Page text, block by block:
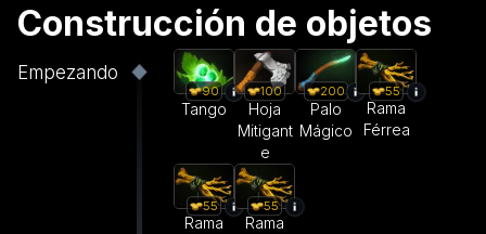
Construcción de objetos
Empezando
90
Tango
100
Hoja
Mitigant
e
200
Palo
Mágico
55
Rama
Férrea
55
Rama
55
Rama